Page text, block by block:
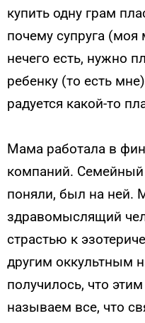
купить одну грам
почему супруга (моя
нечего есть, нужно
ребенку (то есть
радуется какой-то
Мама работала в
компаний.
поняли, был на ней.
здравомыслящий
страстью к
другим оккультным
получилось, что
называем все, что